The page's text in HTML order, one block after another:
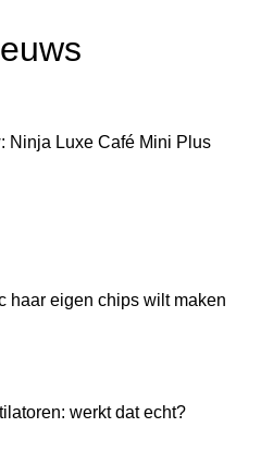
Ninja Luxe Café Mini Plus
haar eigen chips wilt maken
werkt dat echt?